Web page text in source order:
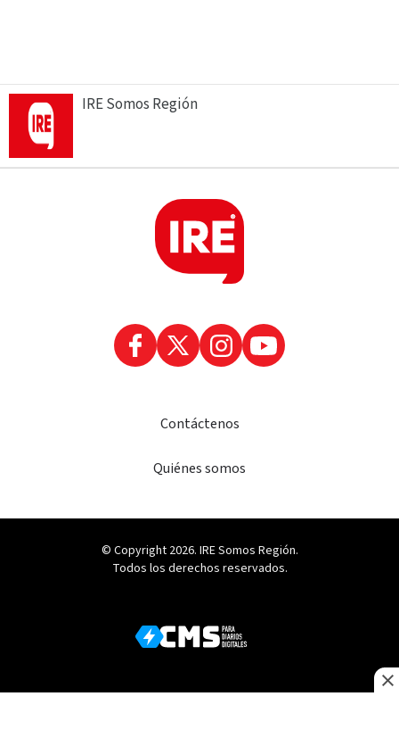
IRE Somos Región
Contáctenos
Quiénes somos
© Copyright 2026. IRE Somos Región.
Todos los derechos reservados.